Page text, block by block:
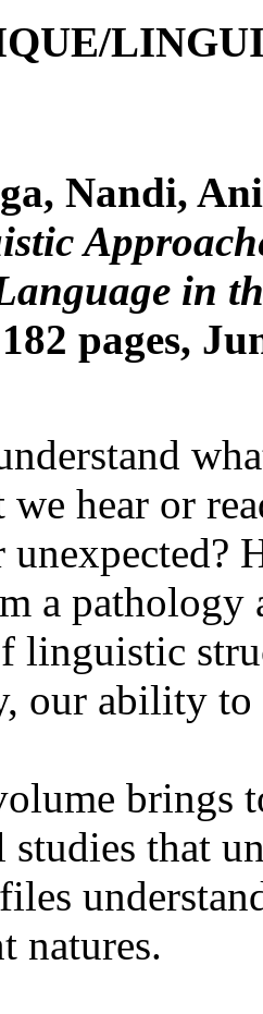
Nandi,
in
pages,
hear or
unexpected?
a pathology
linguistic
our ability to
brings
studies that
natures.